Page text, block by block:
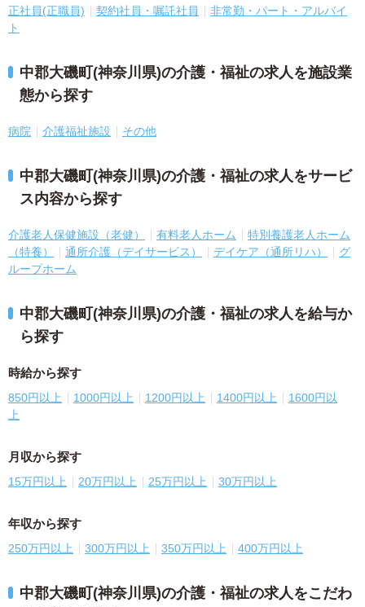
正社員(正職員) 契約社員・嘱託社員
非常勤・パート・アルバイ
ト
中郡大磯町(神奈川県)の介護・福祉の求人を施設業
態から探す
病院 介護福祉施設 その他
中郡大磯町(神奈川県)の介護・福祉の求人をサービ
ス内容から探す
介護老人保健施設（老健） 有料老人ホーム
特別養護老人ホーム
（特養）
通所介護（デイサービス） デイケア（通所リハ）
グ
ループホーム
中郡大磯町(神奈川県)の介護・福祉の求人を給与か
ら探す
時給から探す
850円以上 1000円以上 1200円以上 1400円以上
1600円以
上
月収から探す
15万円以上 20万円以上 25万円以上 30万円以上
年収から探す
250万円以上 300万円以上 350万円以上 400万円以上
中郡大磯町(神奈川県)の介護・福祉の求人をこだわ